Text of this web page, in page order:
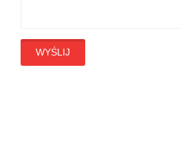
WYŚLIJ